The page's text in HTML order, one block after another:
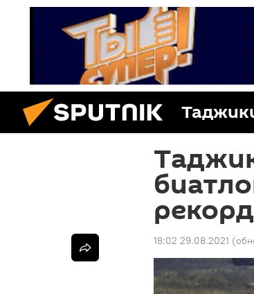
рекорд
18:02 29.08.2021